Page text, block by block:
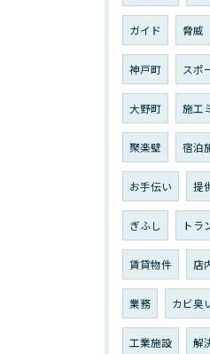
ガイド 脅威
神戸町 スポ
大野町 施工
聚楽壁 宿泊
お手伝い 提
ぎふし トラ
賃貸物件 店
業務 カビ臭
工業施設 解